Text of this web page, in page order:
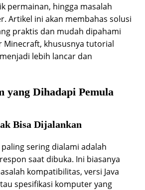
permainan, hingga masalah
Artikel ini akan membahas solusi
praktis dan mudah dipahami
Minecraft, khususnya tutorial
lebih lancar dan
yang Dihadapi Pemula
Bisa Dijalankan
sering dialami adalah
saat dibuka. Ini biasanya
kompatibilitas, versi Java
spesifikasi komputer yang